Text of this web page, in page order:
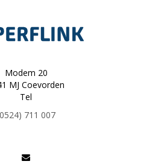
Modem 20
MJ Coevorden
Tel
711 007